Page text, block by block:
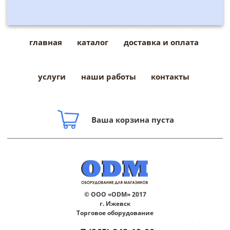
главная каталог доставка и оплата
услуги наши работы контакты
Ваша корзина пуста
© ООО «ODM» 2017
г. Ижевск
Торговое оборудование